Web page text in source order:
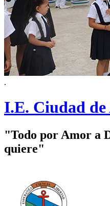
.
I.E. Ciudad de
"Todo por Amor a
quiere"